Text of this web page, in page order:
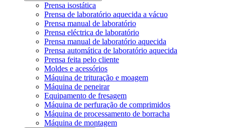
Prensa isostática
Prensa de laboratório aquecida a vácuo
Prensa manual de laboratório
Prensa eléctrica de laboratório
Prensa manual de laboratório aquecida
Prensa automática de laboratório aquecida
Prensa feita pelo cliente
Moldes e acessórios
Máquina de trituração e moagem
Máquina de peneirar
Equipamento de fresagem
Máquina de perfuração de comprimidos
Máquina de processamento de borracha
Máquina de montagem